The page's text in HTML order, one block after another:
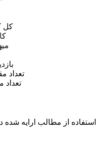
کل
بازدید ۲۴ ساعت قبل:
تعداد
تعداد
استفاده از مطالب ارایه شده